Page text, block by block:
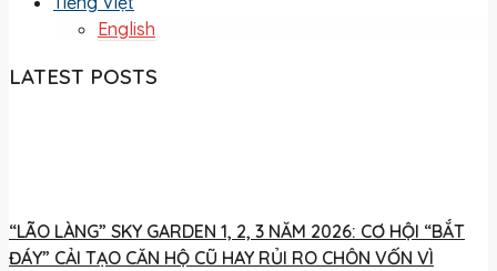
English
LATEST POSTS
“LÃO LÀNG” SKY GARDEN 1, 2, 3 NĂM 2026: CƠ HỘI “BẮT
ĐÁY” CẢI TẠO CĂN HỘ CŨ HAY RỦI RO CHÔN VỐN VÌ